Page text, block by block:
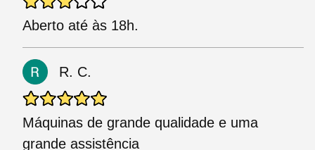
Aberto até às 18h.
R. C.
Máquinas de grande qualidade e uma
grande assistência